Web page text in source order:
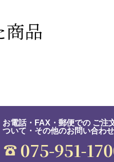
商品
お電話・FAX・郵便での ご注
ついて・その他のお問い合わせ
075-951-